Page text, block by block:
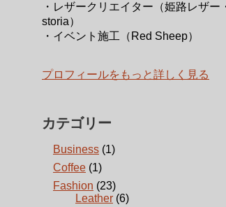
・レザークリエイター（姫路レザー
storia）
・イベント施工（Red Sheep）
プロフィールをもっと詳しく見る
カテゴリー
Business (1)
Coffee (1)
Fashion (23)
Leather (6)